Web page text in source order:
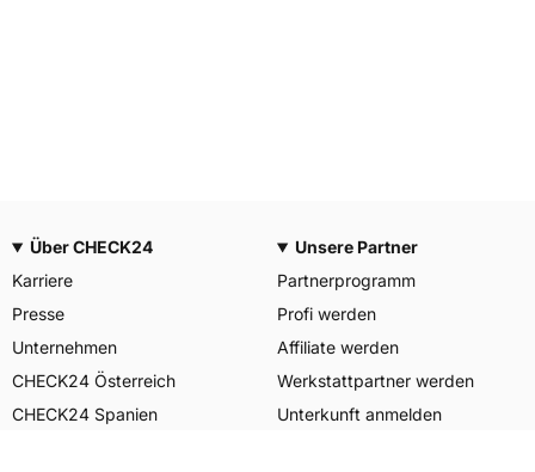
Über CHECK24
Karriere
Presse
Unternehmen
CHECK24 Österreich
CHECK24 Spanien
Unsere Partner
Partnerprogramm
Profi werden
Affiliate werden
Werkstattpartner werden
Unterkunft anmelden